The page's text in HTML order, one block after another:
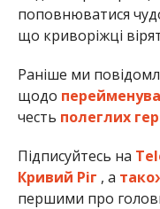
поповнюватися
що криворіжці
Раніше ми
щодо
честь полеглих
Підписуйтесь на
Кривий Ріг , а
першими про